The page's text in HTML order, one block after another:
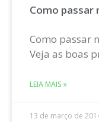
Como passar
Como passar
Veja as boas
LEIA MAIS »
13 de março de